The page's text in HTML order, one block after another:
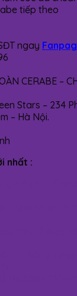
tiếp theo
ngay
CERABE –
Stars – 234
– Hà Nội.
nhất :